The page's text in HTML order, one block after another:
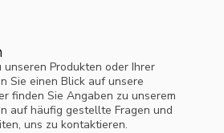
unseren Produkten oder Ihrer
Sie einen Blick auf unsere
finden Sie Angaben zu unserem
auf häufig gestellte Fragen und
uns zu kontaktieren.